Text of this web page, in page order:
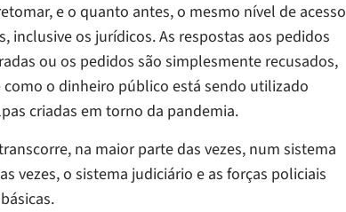
e o quanto antes, o mesmo nível de acesso
inclusive os jurídicos. As respostas aos pedidos
ou os pedidos são simplesmente recusados,
o dinheiro público está sendo utilizado
criadas em torno da pandemia.
na maior parte das vezes, num sistema
vezes, o sistema judiciário e as forças policiais